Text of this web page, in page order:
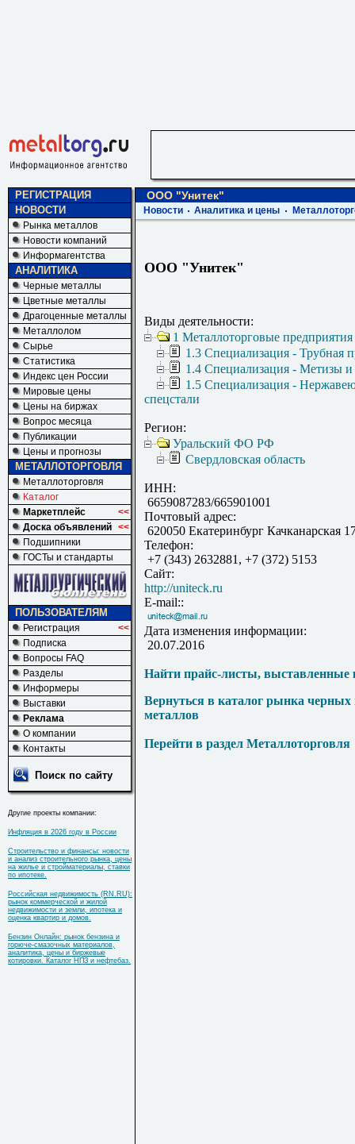
РЕГИСТРАЦИЯ
НОВОСТИ
Рынка металлов
Новости компаний
Информагентства
АНАЛИТИКА
Черные металлы
Цветные металлы
Драгоценные металлы
Металлолом
Сырье
Статистика
Индекс цен России
Мировые цены
Цены на биржах
Вопрос месяца
Публикации
Цены и прогнозы
МЕТАЛЛОТОРГОВЛЯ
Металлоторговля
Каталог
Маркетплейс
<<
Доска объявлений <<
Подшипники
ГОСТы и стандарты
ПОЛЬЗОВАТЕЛЯМ
Регистрация
<<
Подписка
Вопросы FAQ
Разделы
Информеры
Выставки
Реклама
О компании
Контакты
Поиск по сайту
Другие проекты компании:
Инфляция в 2026 году в России
Строительство и финансы: новости
и анализ строительного рынка, цены
на жилье и стройматериалы, ставки
по ипотеке.
Российская недвижимость (RN.RU):
рынок коммерческой и жилой
недвижимости и земли, ипотека и
оценка квартир и домов.
Бензин Онлайн: рынок бензина и
горюче-смазочных материалов,
аналитика, цены и биржевые
котировки. Каталог НПЗ и нефтебаз.
ООО "Унитек"
Новости Аналитика и цены
ООО "Унитек"
Виды деятельности:
1 Металлоторговые
1.3 Специализация - Трубная
1.4 Специализация - Метизы
1.5 Специализация -
спецстали
Регион:
Уральский ФО РФ
Свердловская область
ИНН:
6659087283/665901001
Почтовый адрес:
620050 Екатеринбург Качканарская
Телефон:
+7 (343) 2632881, +7 (372) 5153
Сайт:
http://uniteck.ru
E-mail::
Дата изменения информации:
20.07.2016
Найти прайс-листы, выставленные
Вернуться в каталог рынка
металлов
Перейти в раздел Металлоторговля